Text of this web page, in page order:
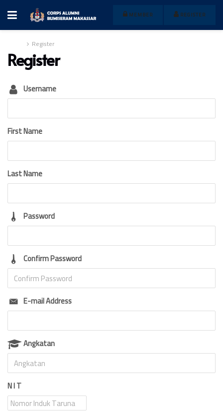
MEMBER REGISTER
Register
Register
Username
First Name
Last Name
Password
Confirm Password
E-mail Address
Angkatan
N I T